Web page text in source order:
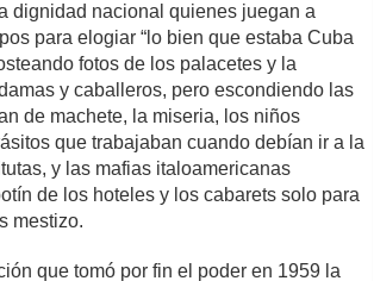
dignidad nacional quienes juegan a
para elogiar “lo bien que estaba Cuba
fotos de los palacetes y la
y caballeros, pero escondiendo las
de machete, la miseria, los niños
que trabajaban cuando debían ir a la
y las mafias italoamericanas
de los hoteles y los cabarets solo para
mestizo.
que tomó por fin el poder en 1959 la